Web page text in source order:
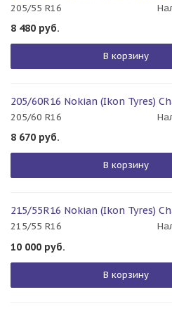
205/55 R16
8 480 руб.
В корзину
205/60R16 Nokian (Ikon Tyres)
205/60 R16
8 670 руб.
В корзину
215/55R16 Nokian (Ikon Tyres)
215/55 R16
10 000 руб.
В корзину